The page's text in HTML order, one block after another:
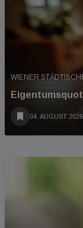
WIENER
04. AUGUST 2026